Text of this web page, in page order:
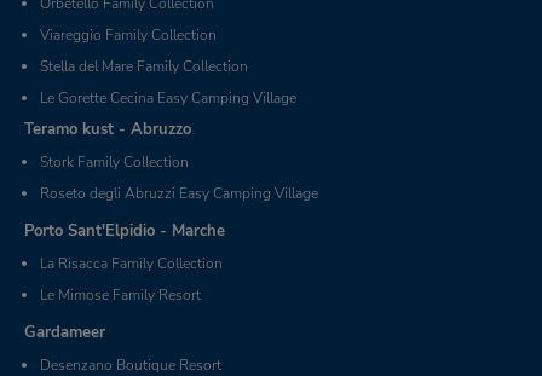
Viareggio Family Collection
Stella del Mare Family Collection
Le Gorette Cecina Easy Camping Village
Teramo kust - Abruzzo
Stork Family Collection
Roseto degli Abruzzi Easy Camping Village
Porto Sant'Elpidio - Marche
La Risacca Family Collection
Le Mimose Family Resort
Gardameer
Desenzano Boutique Resort